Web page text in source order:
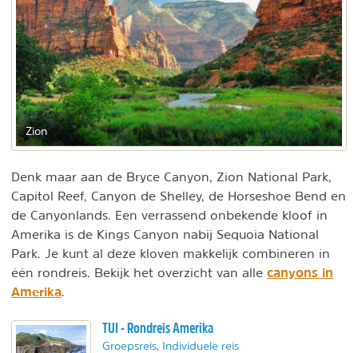
Zion
Denk maar aan de Bryce Canyon, Zion National Park,
Capitol Reef, Canyon de Shelley, de Horseshoe Bend en
de Canyonlands. Een verrassend onbekende kloof in
Amerika is de Kings Canyon nabij Sequoia National
Park. Je kunt al deze kloven makkelijk combineren in
één rondreis. Bekijk het overzicht van alle canyons in
Amerika.
TUI - Rondreis Amerika
Groepsreis, Individuele reis